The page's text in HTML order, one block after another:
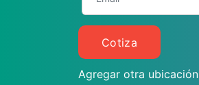
Cotiza
Agregar otra ubicación